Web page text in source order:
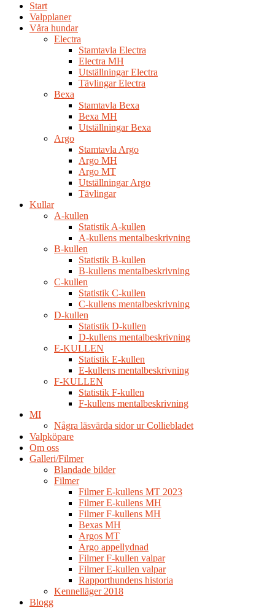
Start
Valpplaner
Våra hundar
Electra
Stamtavla Electra
Electra MH
Utställningar Electra
Tävlingar Electra
Bexa
Stamtavla Bexa
Bexa MH
Utställningar Bexa
Argo
Stamtavla Argo
Argo MH
Argo MT
Utställningar Argo
Tävlingar
Kullar
A-kullen
Statistik A-kullen
A-kullens mentalbeskrivning
B-kullen
Statistik B-kullen
B-kullens mentalbeskrivning
C-kullen
Statistik C-kullen
C-kullens mentalbeskrivning
D-kullen
Statistik D-kullen
D-kullens mentalbeskrivning
E-KULLEN
Statistik E-kullen
E-kullens mentalbeskrivning
F-KULLEN
Statistik F-kullen
F-kullens mentalbeskrivning
MI
Några läsvärda sidor ur Colliebladet
Valpköpare
Om oss
Galleri/Filmer
Blandade bilder
Filmer
Filmer E-kullens MT 2023
Filmer E-kullens MH
Filmer F-kullens MH
Bexas MH
Argos MT
Argo appellydnad
Filmer F-kullen valpar
Filmer E-kullen valpar
Rapporthundens historia
Kennelläger 2018
Blogg